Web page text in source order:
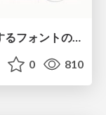
もう迷わない！“なんとなく”を卒業するフォントの選び方【村田俊英】
0 810